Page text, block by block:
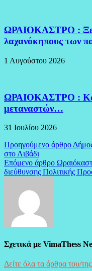
ΩΡΑΙΟΚΑΣΤΡΟ :
λαχανόκηπους των
1 Αυγούστου 2026
ΩΡΑΙΟΚΑΣΤΡΟ :
μεταναστών…
31 Ιουλίου 2026
Πλοήγηση
άρθρων
Προηγούμενο άρθρο
στο Λιβάδι
Επόμενο άρθρο
διεύθυνσης Πολιτικής
Σχετικά με VimaThess
Δείτε όλα τα άρθρα του/